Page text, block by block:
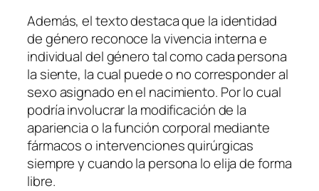
Además, el texto destaca que la identidad
de género reconoce la vivencia interna e
individual del género tal como cada persona
la siente, la cual puede o no corresponder al
sexo asignado en el nacimiento. Por lo cual
podría involucrar la modificación de la
apariencia o la función corporal mediante
fármacos o intervenciones quirúrgicas
siempre y cuando la persona lo elija de forma
libre.